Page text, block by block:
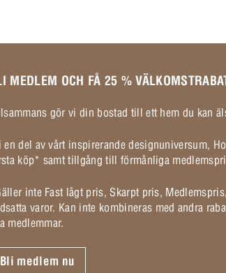
MEDLEM OCH FÅ 25 %
gör vi din bostad till ett hem du kan
en del av vårt inspirerande designuniversum,
köp* samt tillgång till förmånliga
inte Fast lågt pris, Skarpt pris,
varor. Kan inte kombineras med andra
medlemmar.
Bli medlem nu